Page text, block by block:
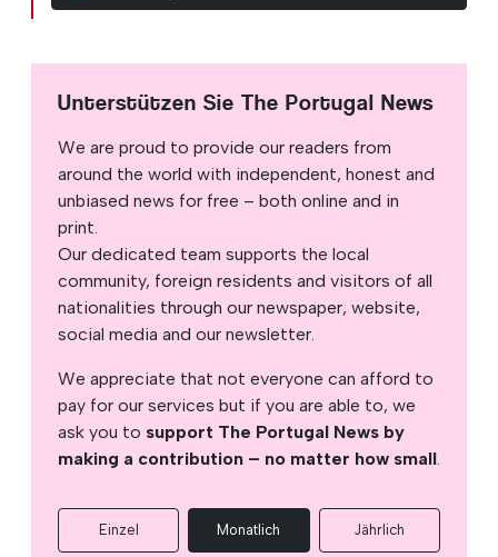
Unterstützen Sie The Portugal News
We are proud to provide our readers from
around the world with independent, honest and
unbiased news for free – both online and in
print.
Our dedicated team supports the local
community, foreign residents and visitors of all
nationalities through our newspaper, website,
social media and our newsletter.
We appreciate that not everyone can afford to
pay for our services but if you are able to, we
ask you to support The Portugal News by
making a contribution – no matter how small.
Einzel Monatlich Jährlich